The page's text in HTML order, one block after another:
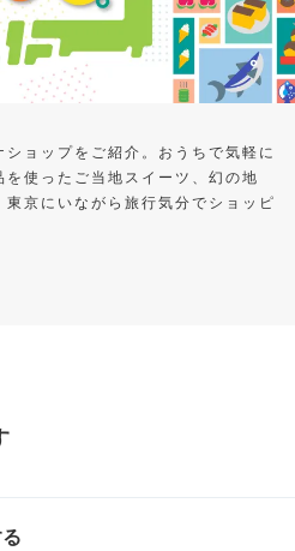
ョップをご紹介。おうちで気軽に
使ったご当地スイーツ、幻の地
京にいながら旅行気分でショッピ